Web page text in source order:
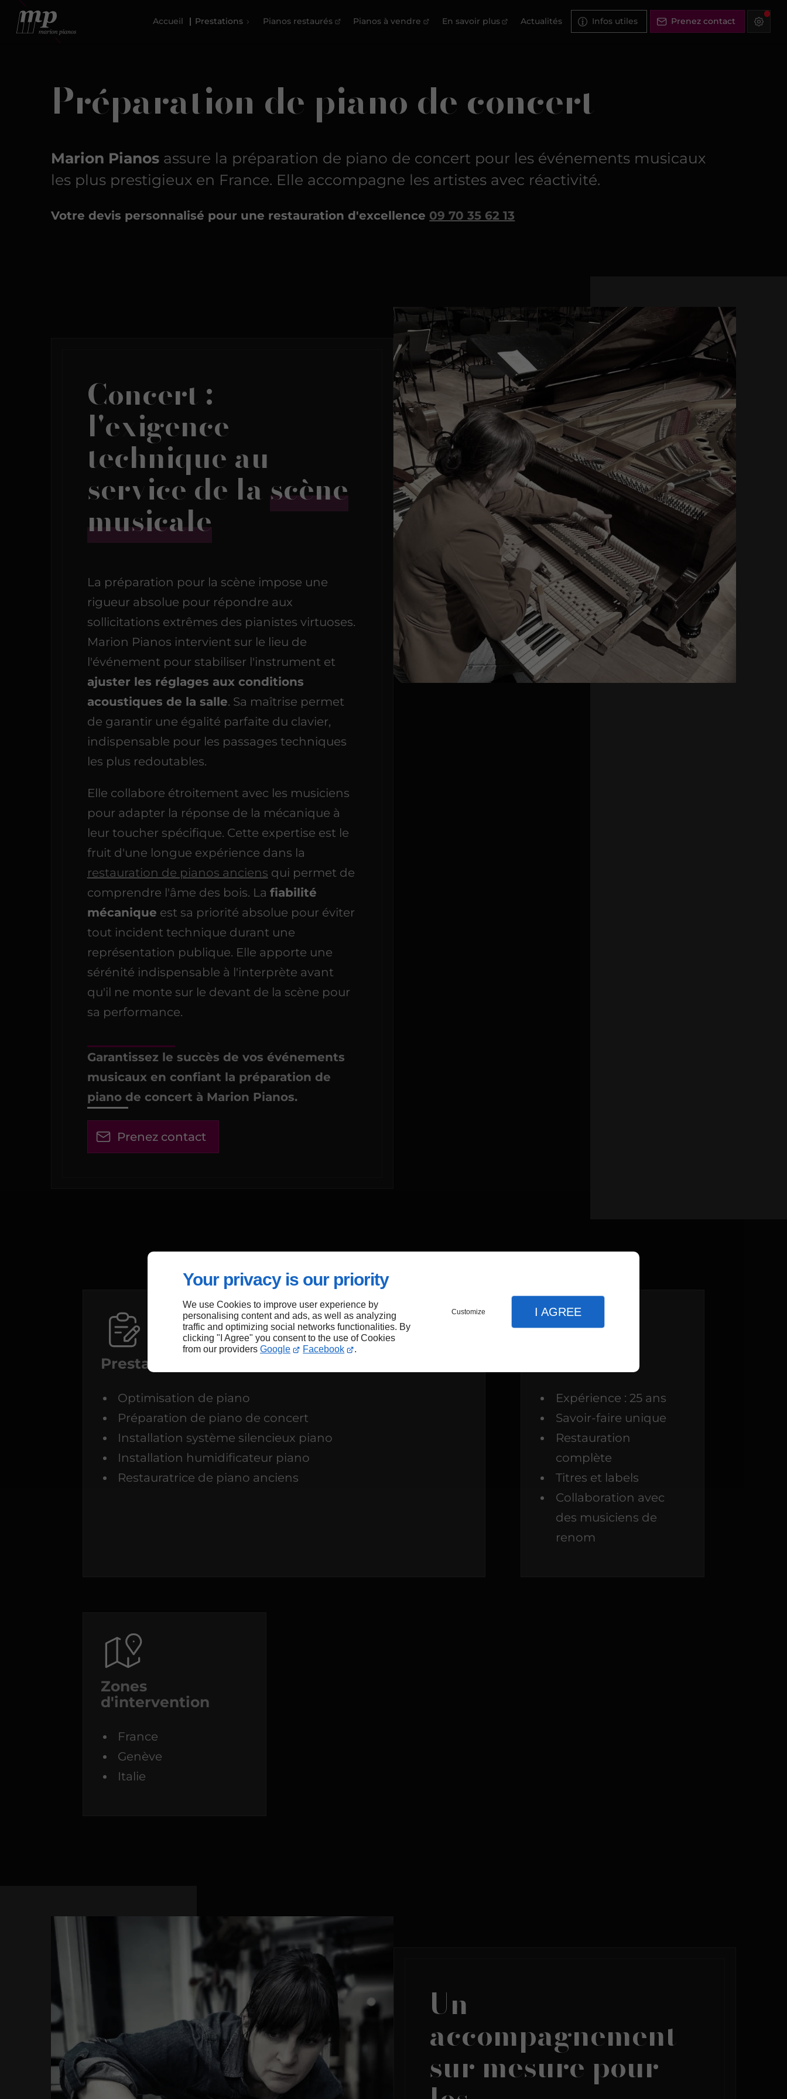
Your privacy is our priority
We use Cookies to improve user experience by
personalising content and ads, as well as analyzing
traffic and optimizing social networks functionalities. By
clicking "I Agree" you consent to the use of Cookies
from our providers Google Facebook .
Customize I AGREE
Accueil Prestations Pianos restaurés Pianos à vendre En savoir plus Actualités Infos utiles Prenez contact
Préparation de piano de concert
Marion Pianos assure la préparation de piano de concert pour les événements musicaux
les plus prestigieux en France. Elle accompagne les artistes avec réactivité.
Votre devis personnalisé pour une restauration d'excellence 09 70 35 62 13
Concert :
l'exigence
technique au
service de la scène
musicale
La préparation pour la scène impose une
rigueur absolue pour répondre aux
sollicitations extrêmes des pianistes virtuoses.
Marion Pianos intervient sur le lieu de
l'événement pour stabiliser l'instrument et
ajuster les réglages aux conditions
acoustiques de la salle. Sa maîtrise permet
de garantir une égalité parfaite du clavier,
indispensable pour les passages techniques
les plus redoutables.
Elle collabore étroitement avec les musiciens
pour adapter la réponse de la mécanique à
leur toucher spécifique. Cette expertise est le
fruit d'une longue expérience dans la
restauration de pianos anciens qui permet de
comprendre l'âme des bois. La fiabilité
mécanique est sa priorité absolue pour éviter
tout incident technique durant une
représentation publique. Elle apporte une
sérénité indispensable à l'interprète avant
qu'il ne monte sur le devant de la scène pour
sa performance.
Garantissez le succès de vos événements
musicaux en confiant la préparation de
piano de concert à Marion Pianos.
Prenez contact
Prestations
Optimisation de piano
Préparation de piano de concert
Installation système silencieux piano
Installation humidificateur piano
Restauratrice de piano anciens
Expérience : 25 ans
Savoir-faire unique
Restauration
complète
Titres et labels
Collaboration avec
des musiciens de
renom
Zones
d'intervention
France
Genève
Italie
Un
accompagnement
sur mesure pour